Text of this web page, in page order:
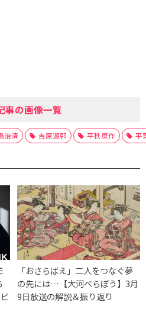
事の画像一覧
治済 吉原遊郭 平秩東作 平
「おさらばえ」二人をつなぐ夢
の先には…【大河べらぼう】3月
9日放送の解説＆振り返り